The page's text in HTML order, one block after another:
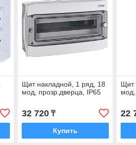
Щит накладной, 1 ряд, 18
мод, прозр.дверца, IP65
32 720₸
Купить
Щит
22